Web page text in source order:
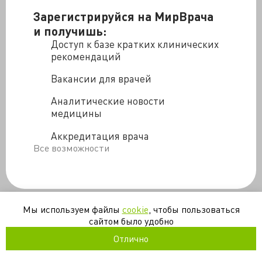
Зарегистрируйся на МирВрача
и получишь:
Доступ к базе кратких клинических
рекомендаций
Вакансии для врачей
Аналитические новости
медицины
Аккредитация врача
Все возможности
выглядеть "на миллион". Ну и чувствовать себя
соответственно.
И почему макияж не делают с ноотропами?
То количество, которое она на себя намазывает,
хоть 2,5% чего-то полезного...
Опубликовано с любезного разрешения автора -
Валентины Саратовской
конфликт неврология прием врача спор
Мы используем файлы cookie , чтобы пользоваться
сайтом было удобно
Отлично